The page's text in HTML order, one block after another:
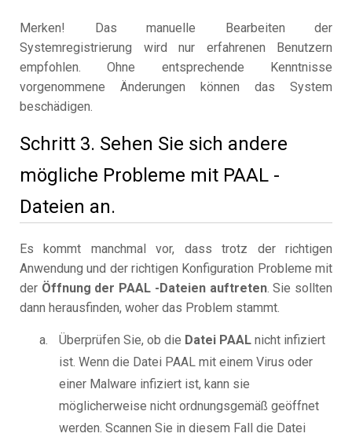
Merken! Das manuelle Bearbeiten der
Systemregistrierung wird nur erfahrenen Benutzern
empfohlen. Ohne entsprechende Kenntnisse
vorgenommene Änderungen können das System
beschädigen.
Schritt 3. Sehen Sie sich andere
mögliche Probleme mit PAAL -
Dateien an.
Es kommt manchmal vor, dass trotz der richtigen
Anwendung und der richtigen Konfiguration Probleme mit
der Öffnung der PAAL -Dateien auftreten. Sie sollten
dann herausfinden, woher das Problem stammt.
Überprüfen Sie, ob die Datei PAAL nicht infiziert
ist. Wenn die Datei PAAL mit einem Virus oder
einer Malware infiziert ist, kann sie
möglicherweise nicht ordnungsgemäß geöffnet
werden. Scannen Sie in diesem Fall die Datei